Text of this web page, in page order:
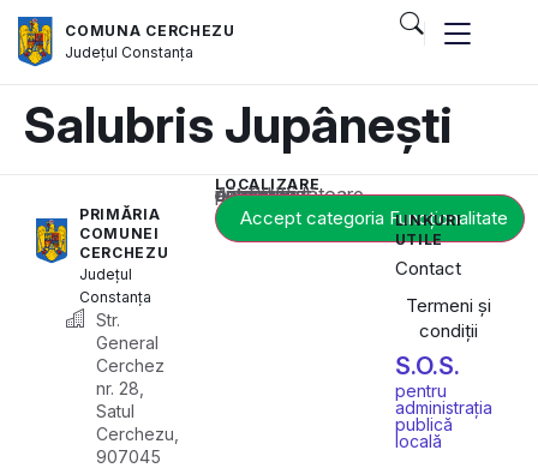
COMUNA CERCHEZU
JudețulConstanța
Salubris Jupânești
PRIMĂRIA
COMUNEI
CERCHEZU
Județul
Constanța
Str.
General
Cerchez
nr. 28,
Satul
Cerchezu,
907045
LOCALIZARE
Acest conținut este blocat până când acceptați categoria corespunzătoare de cookie-uri.
Accept categoria Funcționalitate
LINKURI
UTILE
Contact
Termeni și
condiții
S.O.S.
pentru
administrația
publică
locală